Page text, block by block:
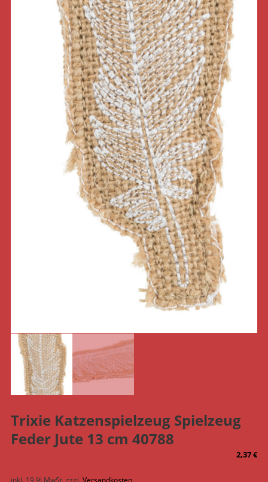
Trixie Katzenspielzeug Spielzeug
Feder Jute 13 cm 40788
2,37€
inkl. 19 % MwSt. zzgl. Versandkosten